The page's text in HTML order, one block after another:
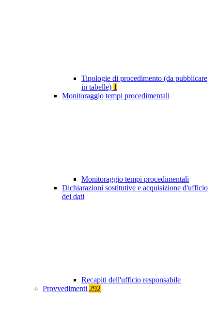
Tipologie di procedimento (da pubblicare
in tabelle) 1
Monitoraggio tempi procedimentali
Monitoraggio tempi procedimentali
Dichiarazioni sostitutive e acquisizione d'ufficio
dei dati
Recapiti dell'ufficio responsabile
Provvedimenti 292